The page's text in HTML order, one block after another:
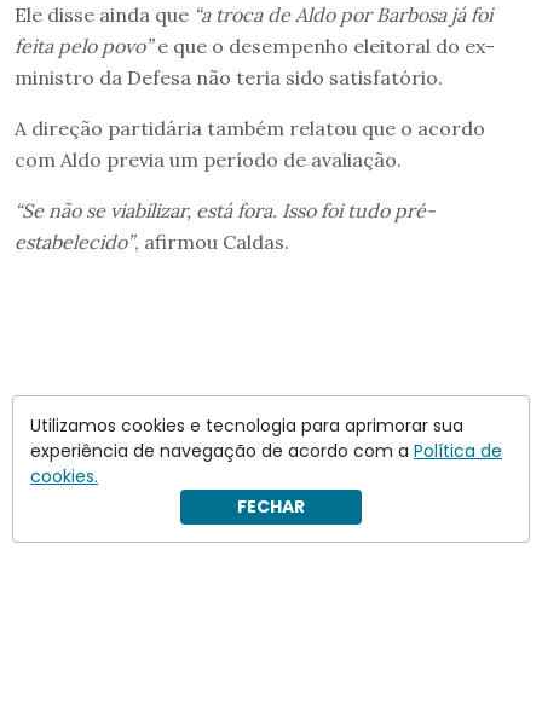
Ele disse ainda que “a troca de Aldo por Barbosa já foi
feita pelo povo”e que o desempenho eleitoral do ex-
ministro da Defesa não teria sido satisfatório.
A direção partidária também relatou que o acordo
com Aldo previa um período de avaliação.
“Se não se viabilizar, está fora. Isso foi tudo pré-
estabelecido”, afirmou Caldas.
Utilizamos cookies e tecnologia para aprimorar sua
experiência de navegação de acordo com a Política de
cookies.
FECHAR